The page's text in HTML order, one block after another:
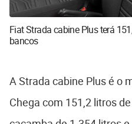
Fiat Strada cabine Plus terá
bancos
A Strada cabine Plus é o
Chega com 151,2 litros